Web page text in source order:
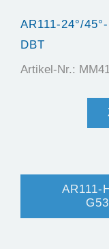
AR111-24°/
DBT
Artikel-Nr.:
AR111-